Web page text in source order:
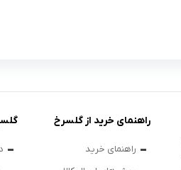
راهنمای خرید از گلسرخ
راهنمای خرید